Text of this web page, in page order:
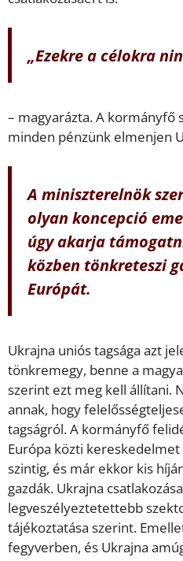
„Ezekre a célokra
– magyarázta. A kormányfő
minden pénzünk elmenjen
A miniszterelnök
olyan koncepció
úgy akarja
közben tönkreteszi
Európát.
Ukrajna uniós tagsága azt
tönkremegy, benne a
szerint ezt meg kell állítani.
annak, hogy
tagságról. A kormányfő
Európa közti
szintig, és már ekkor kis
gazdák. Ukrajna
legveszélyeztetettebb
tájékoztatása szerint.
fegyverben, és Ukrajna